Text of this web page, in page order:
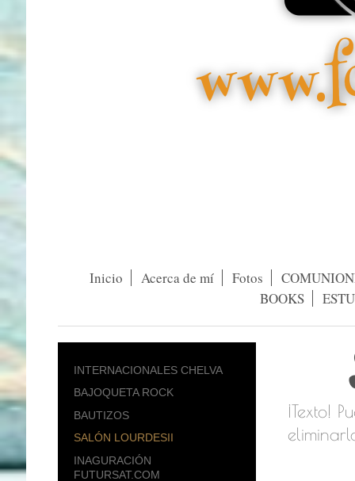
Inicio Acerca de mí Fotos
BOOKS
¡Texto!
INTERNACIONALES CHELVA
BAJOQUETA ROCK
BAUTIZOS
SALÓN LOURDESII
INAGURACIÓN
FUTURSAT.COM